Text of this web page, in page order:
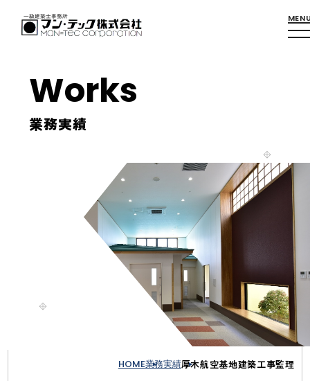
Works
業務実績
HOME業務実績厚木航空基地建築工事監理